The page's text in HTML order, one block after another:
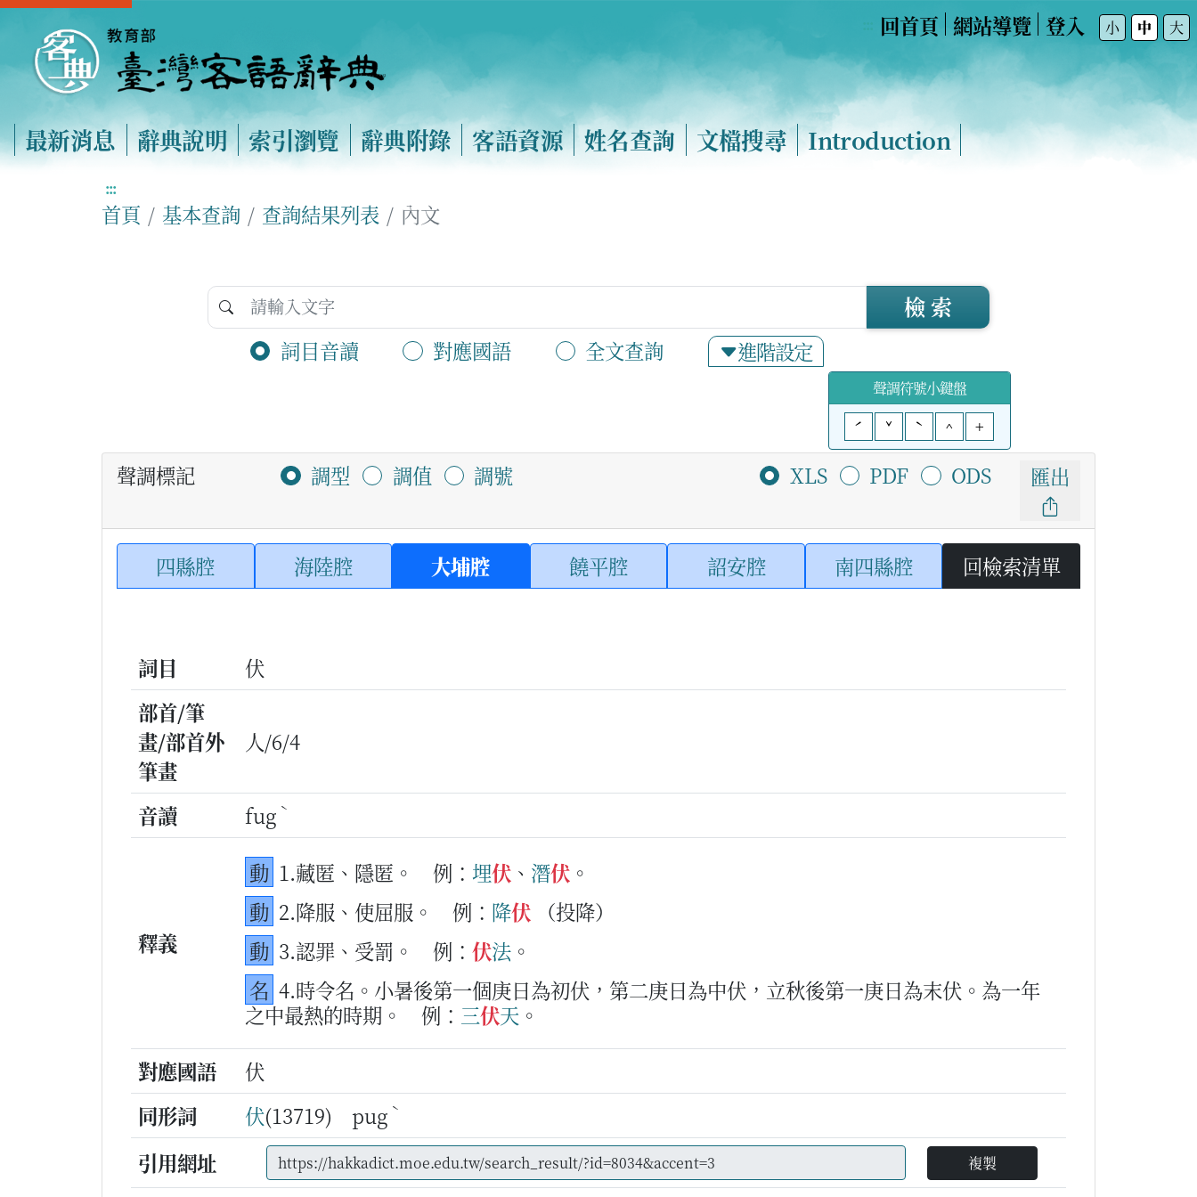
回首頁 網站導覽 登入 小 中 大
最新消息 辭典說明 索引瀏覽 辭典附錄 客語資源 姓名查詢 文檔搜尋 Introduction
:::
首頁 基本查詢 查詢結果列表 內文
詞目音讀 對應國語 全文查詢 進階設定
檢 索
聲調符號小鍵盤
ˊ
ˇ ˋ ^ +
聲調標記 調型 調值 調號 XLS PDF ODS 匯出
四縣腔 海陸腔 大埔腔 饒平腔 詔安腔 南四縣腔 回檢索清單
詞目
伏
部首/筆
畫/部首外
筆畫
人/6/4
音讀 fug ˋ
釋義
動 1.藏匿、隱匿。 例： 埋伏 、 潛伏 。
動 2.降服、使屈服。 例： 降伏
（投降）
動 3.認罪、受罰。 例： 伏法 。
名 4.時令名。小暑後第一個庚日為初伏，第二庚日為中伏，立秋後第一庚日為末伏。為一年
之中最熱的時期。
例： 三伏天 。
對應國語
伏
同形詞
伏(13719) pug ˋ
引用網址 複製